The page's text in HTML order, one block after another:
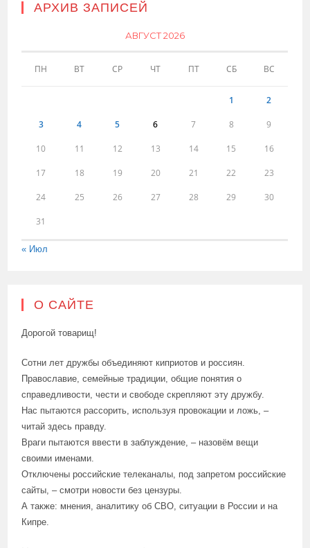
АРХИВ ЗАПИСЕЙ
АВГУСТ 2026
ПН ВТ СР ЧТ ПТ СБ ВС
1 2
3 4 5 6 7 8 9
10 11 12 13 14 15 16
17 18 19 20 21 22 23
24 25 26 27 28 29 30
31
« Июл
О САЙТЕ
Дорогой товарищ!
Сотни лет дружбы объединяют киприотов и россиян.
Православие, семейные традиции, общие понятия о
справедливости, чести и свободе скрепляют эту дружбу.
Нас пытаются рассорить, используя провокации и ложь, –
читай здесь правду.
Враги пытаются ввести в заблуждение, – назовём вещи
своими именами.
Отключены российские телеканалы, под запретом российские
сайты, – смотри новости без цензуры.
А также: мнения, аналитику об СВО, ситуации в России и на
Кипре.